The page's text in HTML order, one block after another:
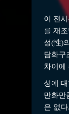
이 전
를 재
성(性)
담화구
차이에
성에
만화만
은 없